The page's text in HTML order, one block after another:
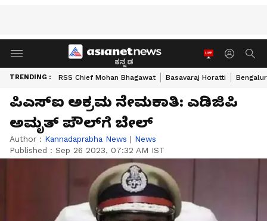
ಕನ್ನಡ
TRENDING : RSS Chief Mohan Bhagawat Basavaraj Horatti
ಪಿಎಸ್‌ಐ ಅಕ್ರಮ ನೇಮಕಾತಿ: ಎಡಿಜಿಪಿ
ಅಮೃತ್‌ ಪೌಲ್‌ಗೆ ಬೇಲ್‌
Author : Kannadaprabha News | News
Published : Sep 26 2023, 07:32 AM IST